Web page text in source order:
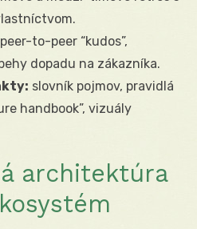
peer-to-peer “kudos”,
dopadu na zákazníka.
slovník pojmov, pravidlá
handbook”, vizuály
architektúra